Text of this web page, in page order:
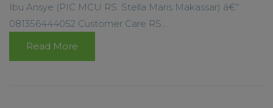
Ibu Ansye (PIC MCU RS. Stella Maris Makassar) â€“
081356444052 Customer Care RS....
Read More